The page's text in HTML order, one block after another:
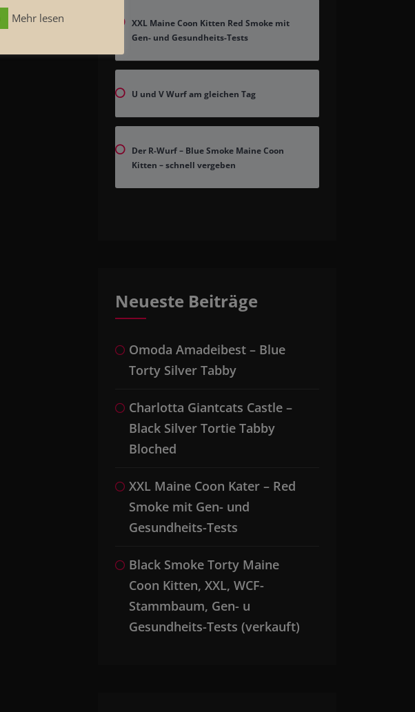
XXL Maine Coon Kitten Red Smoke mit
Gen- und Gesundheits-Tests
U und V Wurf am gleichen Tag
Der R-Wurf – Blue Smoke Maine Coon
Kitten – schnell vergeben
Neueste Beiträge
Omoda Amadeibest – Blue
Torty Silver Tabby
Charlotta Giantcats Castle –
Black Silver Tortie Tabby
Bloched
XXL Maine Coon Kater – Red
Smoke mit Gen- und
Gesundheits-Tests
Black Smoke Torty Maine
Coon Kitten, XXL, WCF-
Stammbaum, Gen- u
Gesundheits-Tests (verkauft)
Mehr lesen